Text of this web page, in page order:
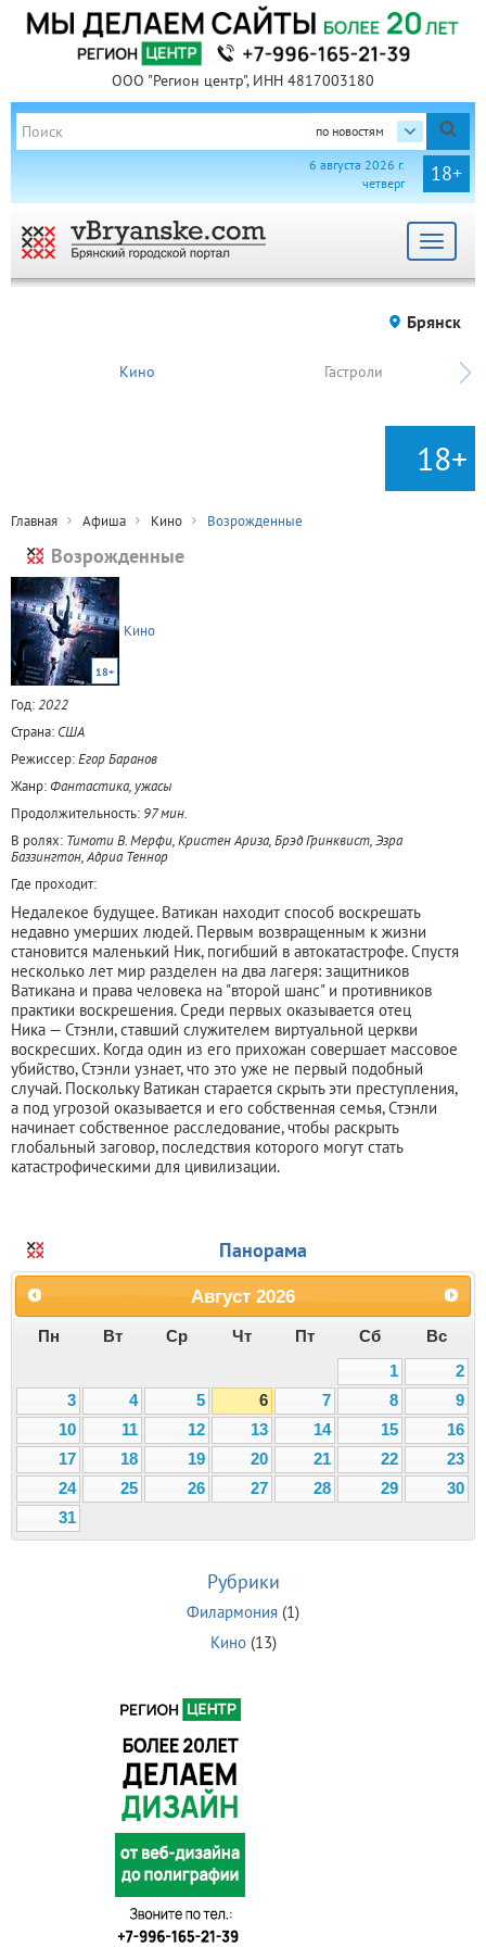
ООО "Регион центр", ИНН 4817003180
по новостям
18+
6 августа 2026 г.
четверг
Toggle
Брянск
Кино Гастроли
18+
Главная Афиша Кино Возрожденные
Возрожденные
18+
Кино
Год:2022
Страна: США
Режиссер:Егор Баранов
Жанр:Фантастика, ужасы
Продолжительность: 97 мин.
В ролях: Тимоти В. Мерфи, Кристен Ариза, Брэд Гринквист, Эзра
Баззингтон, Адриа Теннор
Где проходит:
Недалекое будущее. Ватикан находит способ воскрешать
недавно умерших людей. Первым возвращенным к жизни
становится маленький Ник, погибший в автокатастрофе. Спустя
несколько лет мир разделен на два лагеря: защитников
Ватикана и права человека на "второй шанс" и противников
практики воскрешения. Среди первых оказывается отец
Ника — Стэнли, ставший служителем виртуальной церкви
воскресших. Когда один из его прихожан совершает массовое
убийство, Стэнли узнает, что это уже не первый подобный
случай. Поскольку Ватикан старается скрыть эти преступления,
а под угрозой оказывается и его собственная семья, Стэнли
начинает собственное расследование, чтобы раскрыть
глобальный заговор, последствия которого могут стать
катастрофическими для цивилизации.
Панорама
Август 2026
Пн Вт Ср Чт Пт Сб
Вс
1
2
3
4 5 6 7 8
9
10
11 12 13 14 15
16
17
18 19 20 21 22
23
24
25 26 27 28 29
30
31
Рубрики
Филармония (1)
Кино(13)